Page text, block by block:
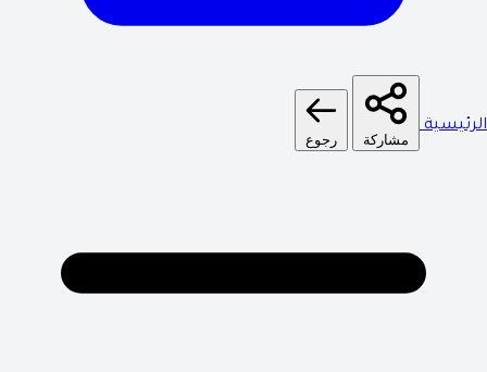
الرئيسية
مشاركة رجوع